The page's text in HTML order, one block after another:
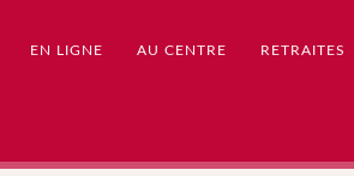
EN LIGNE AU CENTRE RETRAITES